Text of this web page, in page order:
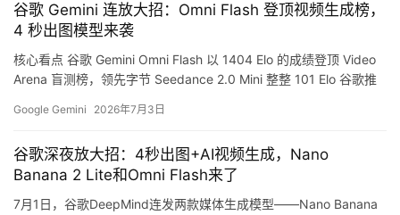
教
程
型
框
架
像，然后立即使用…
谷歌 Gemini 连放大招：Omni Flash 登顶视频生成榜，
4 秒出图模型来袭
核心看点 谷歌 Gemini Omni Flash 以 1404 Elo 的成绩登顶 Video
Arena 盲测榜，领先字节 Seedance 2.0 Mini 整整 101 Elo 谷歌推
0.034 美元/张 Gemini Omni Flash 开放范围扩大，正式支持视频生
Google Gemini 2026年7月3日
谷歌深夜放大招：4秒出图+AI视频生成，Nano
Banana 2 Lite和Omni Flash来了
7月1日，谷歌DeepMind连发两款媒体生成模型——Nano Banana